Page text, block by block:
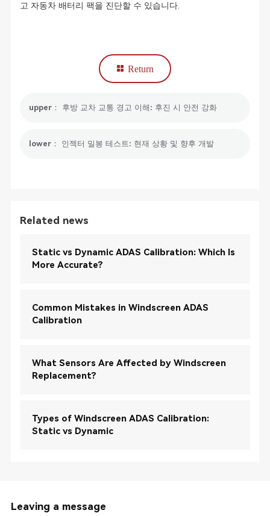
고 자동차 배터리 팩을 진단할 수 있습니다.
Return
upper： 후방 교차 교통 경고 이해: 후진 시 안전 강화
lower： 인젝터 밀봉 테스트: 현재 상황 및 향후 개발
Related news
Static vs Dynamic ADAS Calibration: Which Is
More Accurate?
Common Mistakes in Windscreen ADAS
Calibration
What Sensors Are Affected by Windscreen
Replacement?
Types of Windscreen ADAS Calibration:
Static vs Dynamic
Leaving a message